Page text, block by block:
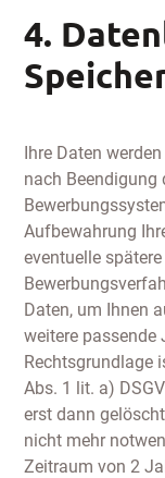
4.
Ihre Daten
nach Beendigung
Aufbewahrung
eventuelle
Daten, um Ihnen
weitere passende
Rechtsgrundlage
Abs. 1 lit. a)
erst dann
nicht mehr
Zeitraum von 2